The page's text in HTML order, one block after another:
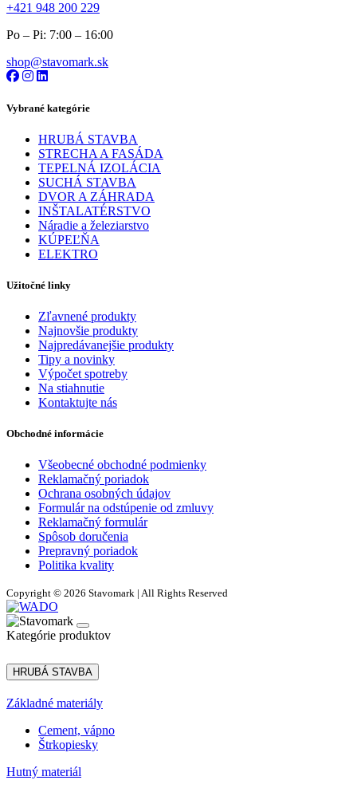
+421 948 200 229
Po – Pi: 7:00 – 16:00
shop@stavomark.sk
Vybrané kategórie
HRUBÁ STAVBA
STRECHA A FASÁDA
TEPELNÁ IZOLÁCIA
SUCHÁ STAVBA
DVOR A ZÁHRADA
INŠTALATÉRSTVO
Náradie a železiarstvo
KÚPEĽŇA
ELEKTRO
Užitočné linky
Zľavnené produkty
Najnovšie produkty
Najpredávanejšie produkty
Tipy a novinky
Výpočet spotreby
Na stiahnutie
Kontaktujte nás
Obchodné informácie
Všeobecné obchodné podmienky
Reklamačný poriadok
Ochrana osobných údajov
Formulár na odstúpenie od zmluvy
Reklamačný formulár
Spôsob doručenia
Prepravný poriadok
Politika kvality
Copyright © 2026 Stavomark | All Rights Reserved
Kategórie produktov
HRUBÁ STAVBA
Základné materiály
Cement, vápno
Štrkopiesky
Hutný materiál